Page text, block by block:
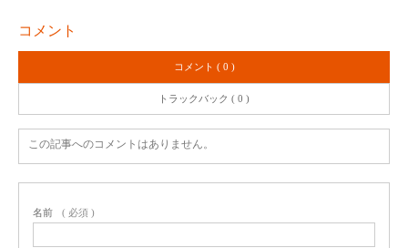
コメント
コメント ( 0 )
トラックバック ( 0 )
この記事へのコメントはありません。
名前 ( 必須 )